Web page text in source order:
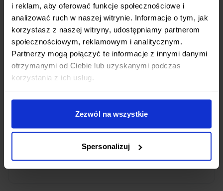
i reklam, aby oferować funkcje społecznościowe i
analizować ruch w naszej witrynie. Informacje o tym, jak
korzystasz z naszej witryny, udostępniamy partnerom
społecznościowym, reklamowym i analitycznym.
Partnerzy mogą połączyć te informacje z innymi danymi
otrzymanymi od Ciebie lub uzyskanymi podczas
korzystania z ich usług.
Zezwól na wszystkie
Spersonalizuj
przygotowywana przez wykwalifikowanych
dietetyków.
O której godzinie dostarczacie posiłki w
mieście Borowa?
porannych, zazwyczaj między 5:00 a 8:00 rano.
Dzięki temu masz zapewnione świeże posiłki na cały
dzień. Dokładne godziny mogą się różnić w